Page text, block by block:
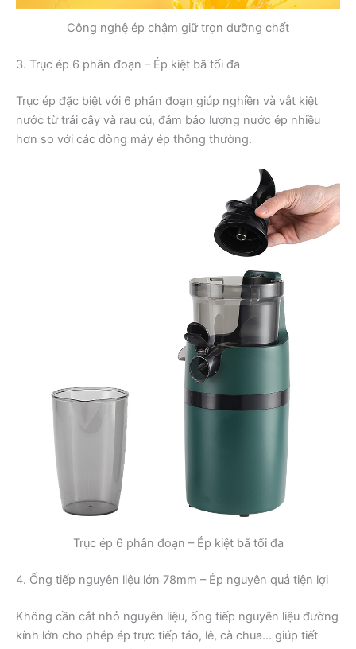
Công nghệ ép chậm giữ trọn dưỡng chất
3. Trục ép 6 phân đoạn – Ép kiệt bã tối đa
Trục ép đặc biệt với 6 phân đoạn giúp nghiền và vắt kiệt
nước từ trái cây và rau củ, đảm bảo lượng nước ép nhiều
hơn so với các dòng máy ép thông thường.
Trục ép 6 phân đoạn – Ép kiệt bã tối đa
4. Ống tiếp nguyên liệu lớn 78mm – Ép nguyên quả tiện lợi
Không cần cắt nhỏ nguyên liệu, ống tiếp nguyên liệu đường
kính lớn cho phép ép trực tiếp táo, lê, cà chua… giúp tiết